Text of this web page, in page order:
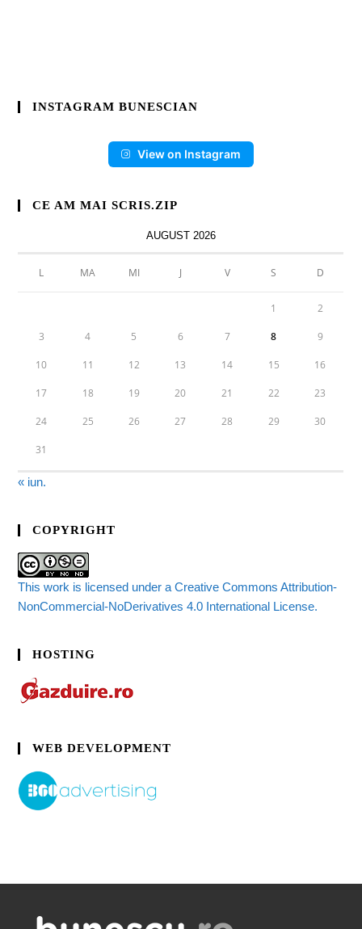
INSTAGRAM BUNESCIAN
View on Instagram
CE AM MAI SCRIS.ZIP
AUGUST 2026
L MA MI J V S D
1 2
3 4 5 6 7 8 9
10 11 12 13 14 15 16
17 18 19 20 21 22 23
24 25 26 27 28 29 30
31
« iun.
COPYRIGHT
This work is licensed under a Creative Commons Attribution-
NonCommercial-NoDerivatives 4.0 International License.
HOSTING
WEB DEVELOPMENT